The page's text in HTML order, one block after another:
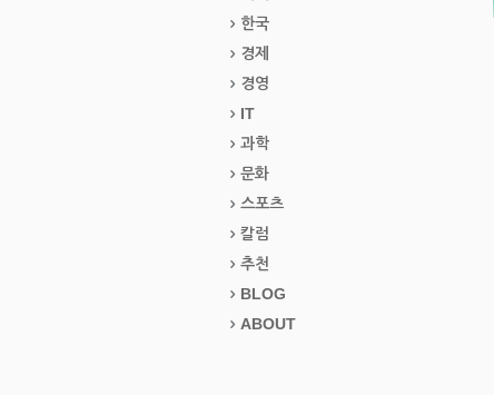
한국
경제
경영
IT
과학
문화
스포츠
칼럼
추천
BLOG
ABOUT